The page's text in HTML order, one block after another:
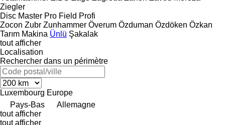
Ziegler
Disc Master Pro Field Profi
Zocon Zubr Zunhammer Överum Özduman Özdöken Özkan
Tarım Makina Ünlü Şakalak
tout afficher
Localisation
Rechercher dans un périmètre
Luxembourg Europe
Pays-Bas
Allemagne
tout afficher
tout afficher